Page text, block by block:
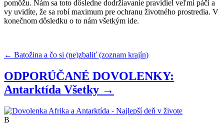
pomôžu. Nám sa toto dôsledne dodržiavanie pravidiel veľmi páči a
vy uvidíte, že sa robí maximum pre ochranu životného prostredia. V
konečnom dôsledku o to nám všetkým ide.
← Batožina a čo si (ne)zbaliť (zoznam krajín)
ODPORÚČANÉ DOVOLENKY:
Antarktída Všetky →
B